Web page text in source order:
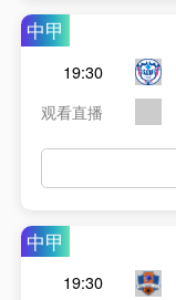
中甲
19:30
观看直播
中甲
19:30